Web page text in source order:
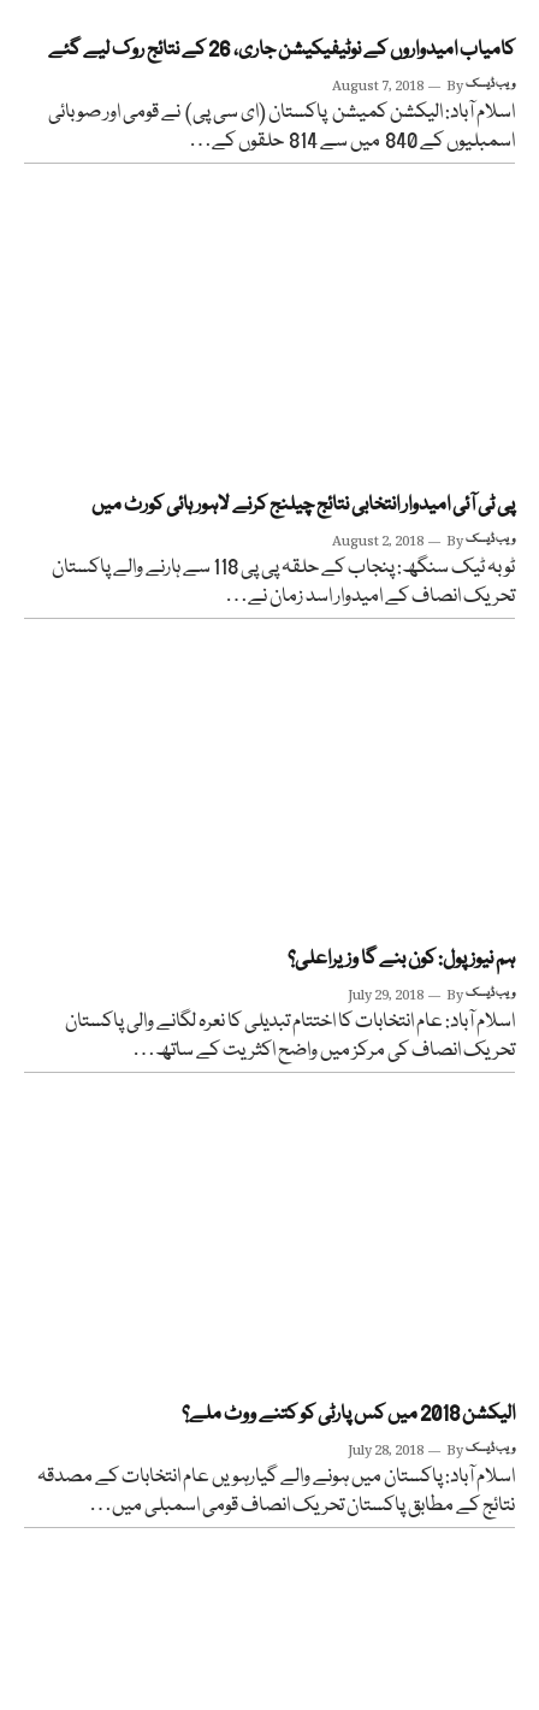
کامیاب امیدواروں کے نوٹیفیکیشن جاری، 26 کے نتائج روک لیے گئے
August 7, 2018 Byویب ڈیسک
اسلام آباد: الیکشن کمیشن پاکستان (ای سی پی) نے قومی اور صوبائی
اسمبلیوں کے 840 میں سے 814 حلقوں کے…
پی ٹی آئی امیدوار انتخابی نتائج چیلنج کرنے لاہور ہائی کورٹ میں
August 2, 2018 Byویب ڈیسک
ٹوبہ ٹیک سنگھ: پنجاب کے حلقہ پی پی 118 سے ہارنے والے پاکستان
تحریک انصاف کے امیدوار اسد زمان نے…
ہم نیوز پول: کون بنے گا وزیراعلی؟
July 29, 2018 Byویب ڈیسک
اسلام آباد: عام انتخابات کا اختتام تبدیلی کا نعرہ لگانے والی پاکستان
تحریک انصاف کی مرکز میں واضح اکثریت کے ساتھ…
الیکشن 2018 میں کس پارٹی کو کتنے ووٹ ملے؟
July 28, 2018 Byویب ڈیسک
اسلام آباد: پاکستان میں ہونے والے گیارہویں عام انتخابات کے مصدقہ
نتائج کے مطابق پاکستان تحریک انصاف قومی اسمبلی میں…